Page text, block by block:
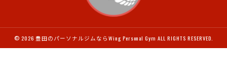
© 2026 豊田のパーソナルジムならWing Personal Gym ALL RIGHTS RESERVED.